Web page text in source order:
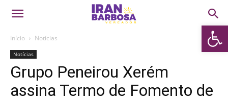
Abrir
Início Notícias
Notícias
Grupo Peneirou Xerém
assina Termo de Fomento de